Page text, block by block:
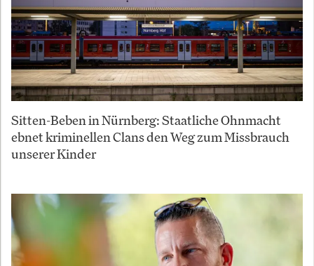
Sitten-Beben in Nürnberg: Staatliche Ohnmacht
ebnet kriminellen Clans den Weg zum Missbrauch
unserer Kinder